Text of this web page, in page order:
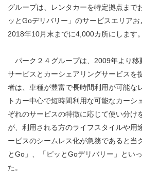
グループは、レンタカーを特定拠点まで
ッとGoデリバリー」のサービスエリアお
2018年10月末までに4,000カ所にします。
パーク２４グループは、2009年より移
サービスとカーシェアリングサービスを
者は、車種が豊富で長時間利用が可能な
トカー中心で短時間利用な可能なカーシ
ぞれのサービスの特徴に応じて使い分け
が、利用される方のライフスタイルや用
ービスのシームレス化が急務であると当
とGo」、「ピッとGoデリバリー」とい
た。